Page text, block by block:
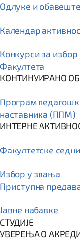
Одлуке и
Календар
Конкурси за
Факултета
КОНТИНУИРАНО
Програм
наставника (ППМ)
ИНТЕРНЕ
Факултетске
Избор у звања
Приступна
Јавне набавке
СТУДИЈЕ
УВЕРЕЊА О